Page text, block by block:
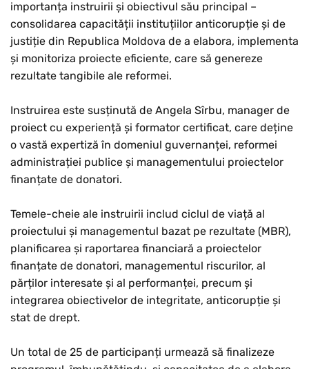
importanța instruirii și obiectivul său principal –
consolidarea capacității instituțiilor anticorupție și de
justiție din Republica Moldova de a elabora, implementa
și monitoriza proiecte eficiente, care să genereze
rezultate tangibile ale reformei.
Instruirea este susținută de Angela Sîrbu, manager de
proiect cu experiență și formator certificat, care deține
o vastă expertiză în domeniul guvernanței, reformei
administrației publice și managementului proiectelor
finanțate de donatori.
Temele-cheie ale instruirii includ ciclul de viață al
proiectului și managementul bazat pe rezultate (MBR),
planificarea și raportarea financiară a proiectelor
finanțate de donatori, managementul riscurilor, al
părților interesate și al performanței, precum și
integrarea obiectivelor de integritate, anticorupție și
stat de drept.
Un total de 25 de participanți urmează să finalizeze